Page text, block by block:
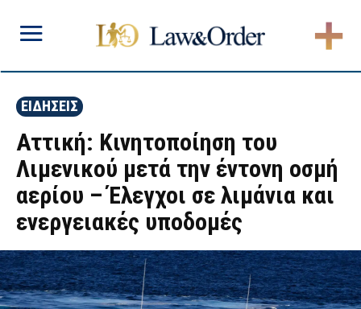
ΕΙΔΗΣΕΙΣ
Αττική: Κινητοποίηση του
Λιμενικού μετά την έντονη οσμή
αερίου – Έλεγχοι σε λιμάνια και
ενεργειακές υποδομές